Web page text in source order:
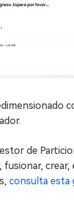
de
fusionar, crear,
consulta esta